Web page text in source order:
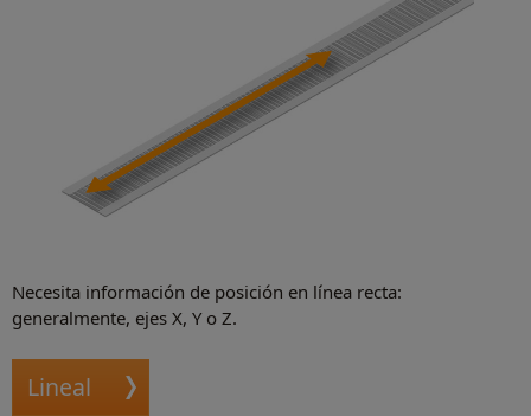
Necesita información de posición en línea recta:
generalmente, ejes X, Y o Z.
Lineal